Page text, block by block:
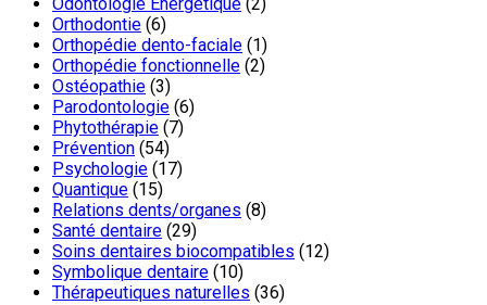
Orthodontie (6)
Orthopédie dento-faciale (1)
Orthopédie fonctionnelle (2)
Ostéopathie (3)
Parodontologie (6)
Phytothérapie (7)
Prévention (54)
Psychologie (17)
Quantique (15)
Relations dents/organes (8)
Santé dentaire (29)
Soins dentaires biocompatibles (12)
Symbolique dentaire (10)
Thérapeutiques naturelles (36)